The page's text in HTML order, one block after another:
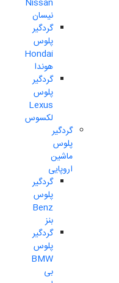
Nissan
نیسان
گردگیر
پلوس
Hondai
هوندا
گردگیر
پلوس
Lexus
لکسوس
گردگیر
پلوس
ماشین
اروپایی
گردگیر
پلوس
Benz
بنز
گردگیر
پلوس
BMW
بی